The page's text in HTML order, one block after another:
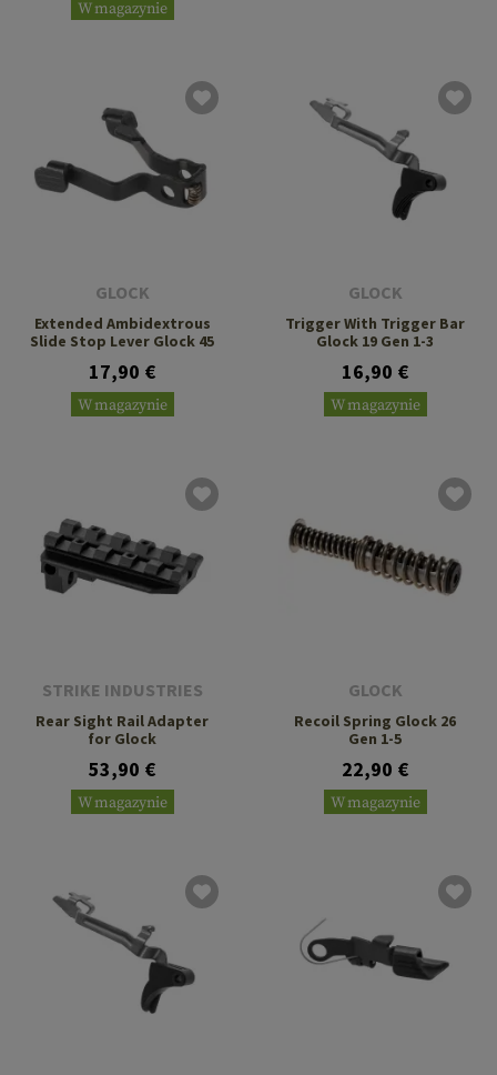
W magazynie
GLOCK
Extended Ambidextrous
Slide Stop Lever Glock 45
17,90 €
W magazynie
GLOCK
Trigger With Trigger Bar
Glock 19 Gen 1-3
16,90 €
W magazynie
STRIKE INDUSTRIES
Rear Sight Rail Adapter
for Glock
53,90 €
W magazynie
GLOCK
Recoil Spring Glock 26
Gen 1-5
22,90 €
W magazynie